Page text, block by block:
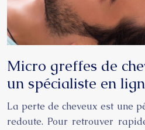
Micro greffes de
un spécialiste en
La perte de cheveux est une
redoute. Pour retrouver